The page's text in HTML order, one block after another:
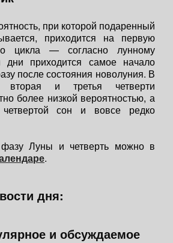
при которой подаренный
приходится на первую
цикла — согласно лунному
дни приходится самое начало
после состояния новолуния. В
вторая и третья четверти
более низкой вероятностью, а
сон и вовсе редко
фазу Луны и четверть можно в
.
дня:
и обсуждаемое